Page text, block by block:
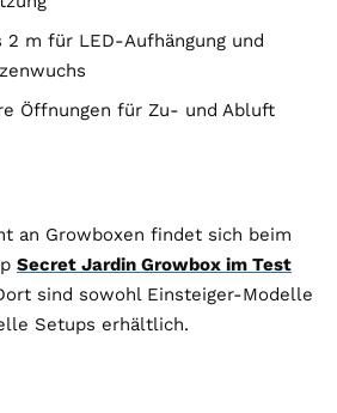
2 m für LED-Aufhängung und
Öffnungen für Zu- und Abluft
an Growboxen findet sich beim
Secret Jardin Growbox im Test
sind sowohl Einsteiger-Modelle
Setups erhältlich.